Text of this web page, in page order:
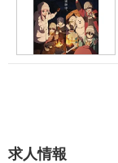
求人情報